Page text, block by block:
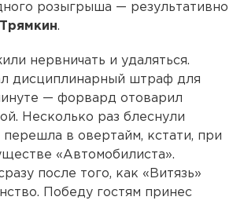
розыгрыша — результативно
Трямкин.
нервничать и удаляться.
дисциплинарный штраф для
— форвард отоварил
Несколько раз блеснули
перешла в овертайм, кстати, при
«Автомобилиста».
после того, как «Витязь»
Победу гостям принес